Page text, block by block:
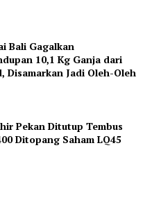
Bali Gagalkan
10,1 Kg Ganja dari
Disamarkan Jadi Oleh-Oleh
Pekan Ditutup Tembus
Ditopang Saham LQ45